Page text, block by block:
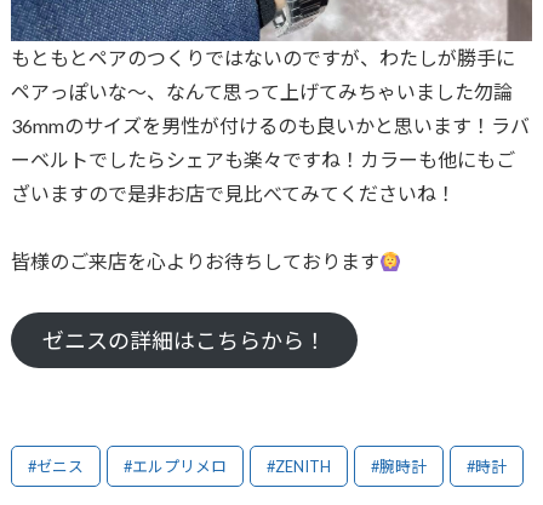
もともとペアのつくりではないのですが、わたしが勝手に
ペアっぽいな〜、なんて思って上げてみちゃいました勿論
36mmのサイズを男性が付けるのも良いかと思います！ラバ
ーベルトでしたらシェアも楽々ですね！カラーも他にもご
ざいますので是非お店で見比べてみてくださいね！
皆様のご来店を心よりお待ちしております
ゼニスの詳細はこちらから！
#ゼニス #エルプリメロ #ZENITH #腕時計 #時計